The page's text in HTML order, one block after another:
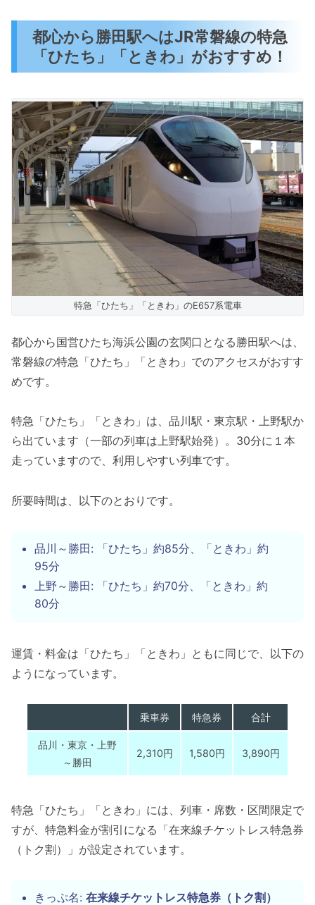
都心から勝田駅へはJR常磐線の特急
「ひたち」「ときわ」がおすすめ！
特急「ひたち」「ときわ」のE657系電車
都心から国営ひたち海浜公園の玄関口となる勝田駅へは、
常磐線の特急「ひたち」「ときわ」でのアクセスがおすす
めです。
特急「ひたち」「ときわ」は、品川駅・東京駅・上野駅か
ら出ています（一部の列車は上野駅始発）。30分に１本
走っていますので、利用しやすい列車です。
所要時間は、以下のとおりです。
品川～勝田: 「ひたち」約85分、「ときわ」約
95分
上野～勝田: 「ひたち」約70分、「ときわ」約
80分
運賃・料金は「ひたち」「ときわ」ともに同じで、以下の
ようになっています。
乗車券 特急券 合計
品川・東京・上野
～勝田
2,310円 1,580円 3,890円
特急「ひたち」「ときわ」には、列車・席数・区間限定で
すが、特急料金が割引になる「在来線チケットレス特急券
（トク割）」が設定されています。
きっぷ名:在来線チケットレス特急券（トク割）